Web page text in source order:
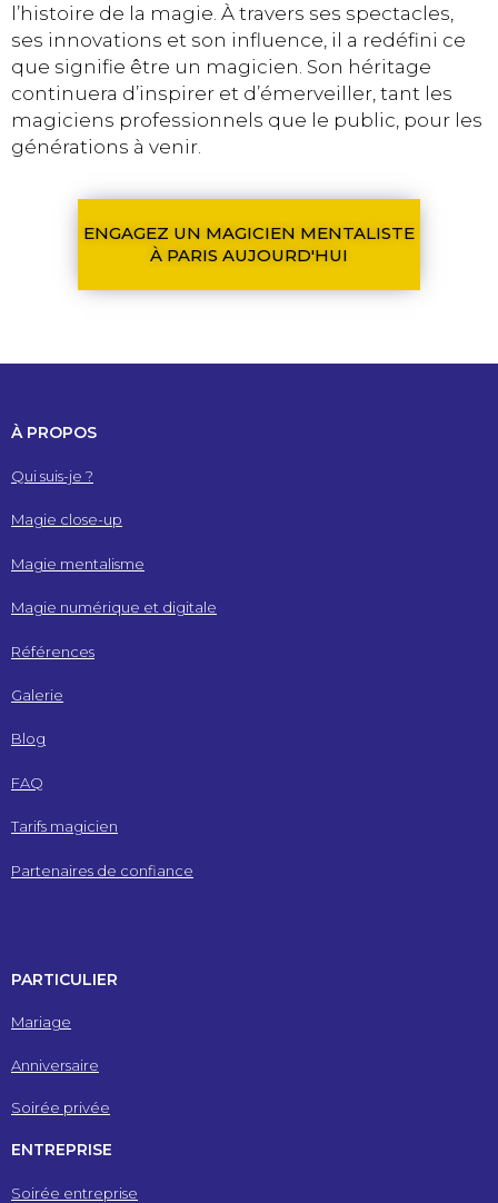
l’histoire de la magie. À travers ses spectacles,
ses innovations et son influence, il a redéfini ce
que signifie être un magicien. Son héritage
continuera d’inspirer et d’émerveiller, tant les
magiciens professionnels que le public, pour les
générations à venir.
ENGAGEZ UN MAGICIEN MENTALISTE
À PARIS AUJOURD'HUI
À PROPOS
Qui suis-je ?
Magie close-up
Magie mentalisme
Magie numérique et digitale
Références
Galerie
Blog
FAQ
Tarifs magicien
Partenaires de confiance
PARTICULIER
Mariage
Anniversaire
Soirée privée
ENTREPRISE
Soirée entreprise